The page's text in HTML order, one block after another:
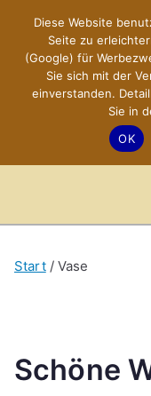
springen
Start Vase
Schöne
Diese Website
Seite zu
(Google) für
Sie sich mit der
einverstanden.
Sie in
OK